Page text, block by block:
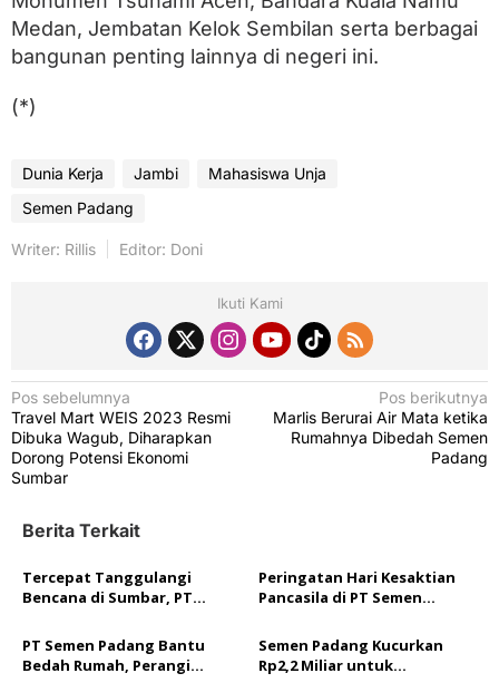
Medan, Jembatan Kelok Sembilan serta berbagai
bangunan penting lainnya di negeri ini.
(*)
Dunia Kerja Jambi
Mahasiswa Unja
Semen Padang
Writer: Rillis Editor: Doni
Ikuti Kami
N
a
v
i
g
s
p
Pos sebelumnya
Travel Mart WEIS 2023 Resmi
Dibuka Wagub, Diharapkan
Dorong Potensi Ekonomi
Sumbar
Pos berikutnya
Marlis Berurai Air Mata ketika
Rumahnya Dibedah Semen
Padang
Berita Terkait
Tercepat Tanggulangi
Bencana di Sumbar, PT
Penghargaan ‘Medal of
Honor’ dari JPS
Peringatan Hari Kesaktian
Pancasila di PT Semen
Khidmat hingga Komitmen
Jaga Moral Bangsa
PT Semen Padang Bantu
Bedah Rumah, Perangi
Semen Padang Kucurkan
Rp2,2 Miliar untuk